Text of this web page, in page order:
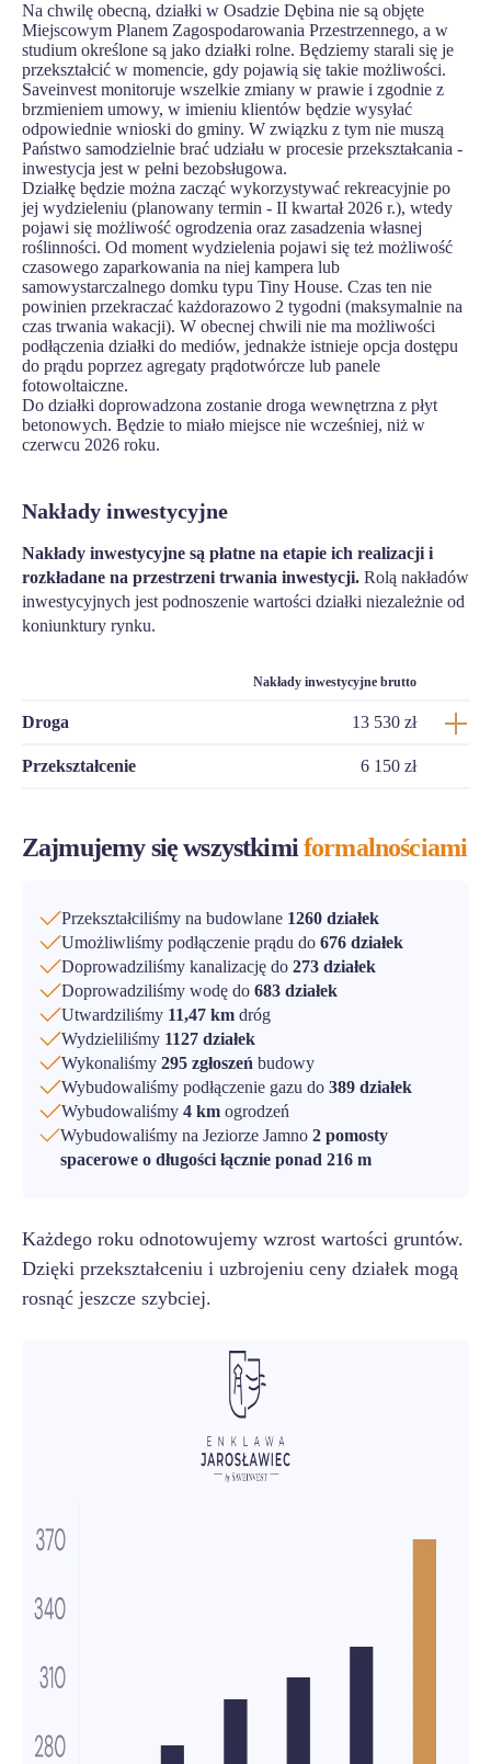
Na chwilę obecną, działki w Osadzie Dębina nie są objęte
Miejscowym Planem Zagospodarowania Przestrzennego, a w
studium określone są jako działki rolne. Będziemy starali się je
przekształcić w momencie, gdy pojawią się takie możliwości.
Saveinvest monitoruje wszelkie zmiany w prawie i zgodnie z
brzmieniem umowy, w imieniu klientów będzie wysyłać
odpowiednie wnioski do gminy. W związku z tym nie muszą
Państwo samodzielnie brać udziału w procesie przekształcania -
inwestycja jest w pełni bezobsługowa.
Działkę będzie można zacząć wykorzystywać rekreacyjnie po
jej wydzieleniu (planowany termin - II kwartał 2026 r.), wtedy
pojawi się możliwość ogrodzenia oraz zasadzenia własnej
roślinności. Od moment wydzielenia pojawi się też możliwość
czasowego zaparkowania na niej kampera lub
samowystarczalnego domku typu Tiny House. Czas ten nie
powinien przekraczać każdorazowo 2 tygodni (maksymalnie na
czas trwania wakacji). W obecnej chwili nie ma możliwości
podłączenia działki do mediów, jednakże istnieje opcja dostępu
do prądu poprzez agregaty prądotwórcze lub panele
fotowoltaiczne.
Do działki doprowadzona zostanie droga wewnętrzna z płyt
betonowych. Będzie to miało miejsce nie wcześniej, niż w
czerwcu 2026 roku.
Nakłady inwestycyjne
Nakłady inwestycyjne są płatne na etapie ich realizacji i
rozkładane na przestrzeni trwania inwestycji. Rolą nakładów
inwestycyjnych jest podnoszenie wartości działki niezależnie od
koniunktury rynku.
Nakłady inwestycyjne brutto
Droga 13 530 zł
Przekształcenie 6 150 zł
Zajmujemy się wszystkimiformalnościami
Przekształciliśmy na budowlane 1260 działek
Umożliwliśmy podłączenie prądu do 676 działek
Doprowadziliśmy kanalizację do 273 działek
Doprowadziliśmy wodę do 683 działek
Utwardziliśmy 11,47 km dróg
Wydzieliliśmy 1127 działek
Wykonaliśmy 295 zgłoszeń budowy
Wybudowaliśmy podłączenie gazu do 389 działek
Wybudowaliśmy 4 km ogrodzeń
Wybudowaliśmy na Jeziorze Jamno 2 pomosty
spacerowe o długości łącznie ponad 216 m
Każdego roku odnotowujemy wzrost wartości gruntów.
Dzięki przekształceniu i uzbrojeniu ceny działek mogą
rosnąć jeszcze szybciej.